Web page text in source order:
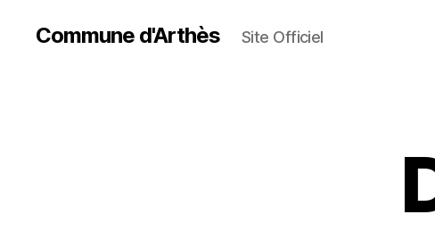
Commune d'Arthès Site Officiel